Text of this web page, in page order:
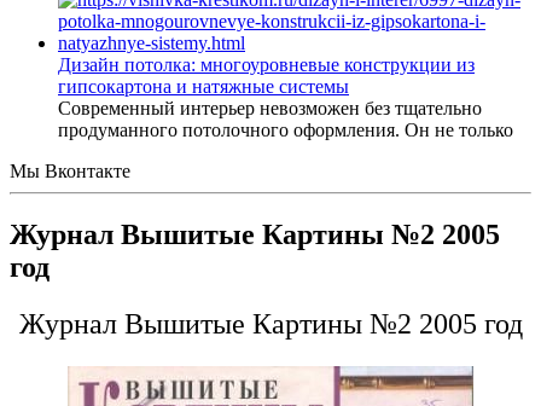
Дизайн потолка: многоуровневые конструкции из
гипсокартона и натяжные системы
Современный интерьер невозможен без тщательно
продуманного потолочного оформления. Он не только
Мы Вконтакте
Журнал Вышитые Картины №2 2005
год
Журнал Вышитые Картины №2 2005 год